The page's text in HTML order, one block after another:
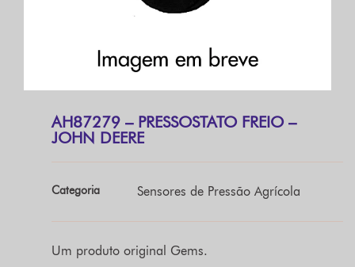
AH87279 – PRESSOSTATO FREIO –
JOHN DEERE
Categoria Sensores de Pressão Agrícola
Um produto original Gems.